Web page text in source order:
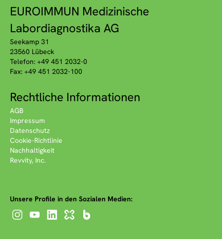
EUROIMMUN Medizinische
Labordiagnostika AG
Seekamp 31
23560 Lübeck
Telefon: +49 451 2032-0
Fax: +49 451 2032-100
Rechtliche Informationen
AGB
Impressum
Datenschutz
Cookie-Richtlinie
Nachhaltigkeit
Revvity, Inc.
Unsere Profile in den Sozialen Medien: